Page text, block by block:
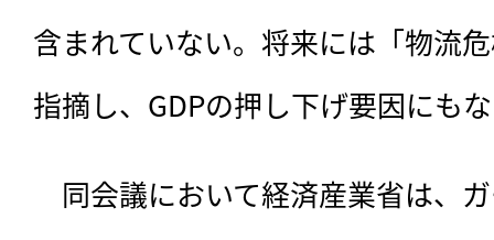
含まれていない。将来には「物流
指摘し、GDPの押し下げ要因にも
同会議において経済産業省は、